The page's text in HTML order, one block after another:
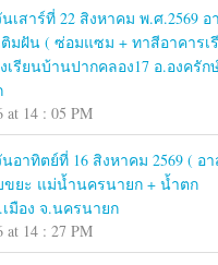
เสาร์ที่ 22 สิงหาคม พ.ศ.2569 อ
มฝัน ( ซ่อมแซม + ทาสีอาคารเ
เรียนบ้านปากคลอง17 อ.องครัก
at 14 : 05 PM
อาทิตย์ที่ 16 สิงหาคม 2569 ( อ
ขยะ แม่น้ำนครนายก + น้ำตก
มือง จ.นครนายก
at 14 : 27 PM